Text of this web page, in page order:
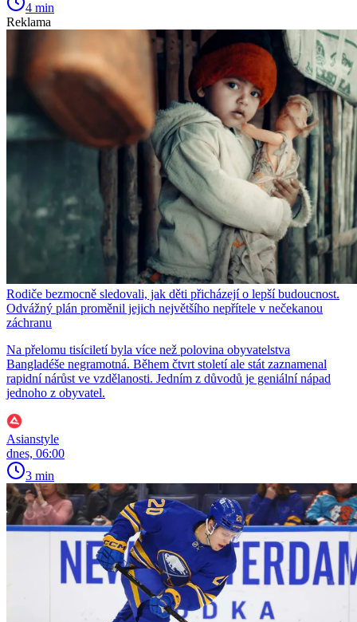
4 min
Reklama
Rodiče bezmocně sledovali, jak děti přicházejí o lepší budoucnost.
Odvážný plán proměnil jejich největšího nepřítele v nečekanou
záchranu
Na přelomu tisíciletí byla více než polovina obyvatelstva
Bangladéše negramotná. Během čtvrt století ale stát zaznamenal
rapidní nárůst ve vzdělanosti. Jedním z důvodů je geniální nápad
jednoho z obyvatel.
Asianstyle
dnes, 06:00
3 min